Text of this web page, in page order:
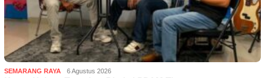
SEMARANG RAYA 6 Agustus 2026